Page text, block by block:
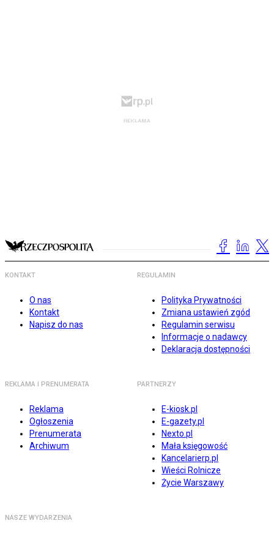
KONTAKT
O nas
Kontakt
Napisz do nas
REGULAMIN
Polityka Prywatności
Zmiana ustawień zgód
Regulamin serwisu
Informacje o nadawcy
Deklaracja dostępności
REKLAMA I PRENUMERATA
Reklama
Ogłoszenia
Prenumerata
Archiwum
PARTNERZY
E-kiosk.pl
E-gazety.pl
Nexto.pl
Mała księgowość
Kancelarierp.pl
Wieści Rolnicze
Życie Warszawy
NASZE WYDARZENIA